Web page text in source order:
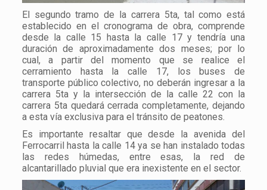
El segundo tramo de la carrera 5ta, tal como está
establecido en el cronograma de obra, comprende
desde la calle 15 hasta la calle 17 y tendría una
duración de aproximadamente dos meses; por lo
cual, a partir del momento que se realice el
cerramiento hasta la calle 17, los buses de
transporte público colectivo, no deberán ingresar a la
carrera 5ta y la intersección de la calle 22 con la
carrera 5ta quedará cerrada completamente, dejando
a esta vía exclusiva para el tránsito de peatones.
Es importante resaltar que desde la avenida del
Ferrocarril hasta la calle 14 ya se han instalado todas
las redes húmedas, entre esas, la red de
alcantarillado pluvial que era inexistente en el sector.